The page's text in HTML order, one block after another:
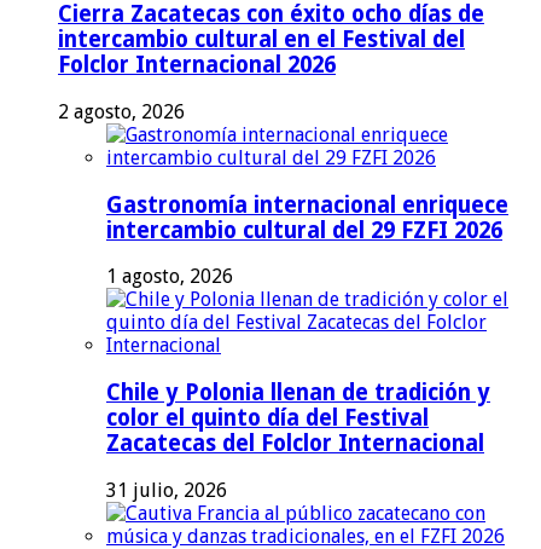
Cierra Zacatecas con éxito ocho días de
intercambio cultural en el Festival del
Folclor Internacional 2026
2 agosto, 2026
Gastronomía internacional enriquece
intercambio cultural del 29 FZFI 2026
1 agosto, 2026
Chile y Polonia llenan de tradición y
color el quinto día del Festival
Zacatecas del Folclor Internacional
31 julio, 2026